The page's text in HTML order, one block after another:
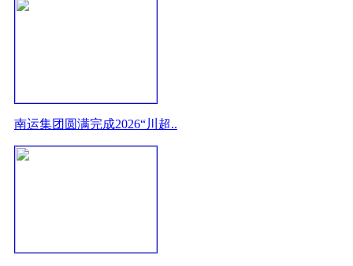
南运集团圆满完成2026“川超..